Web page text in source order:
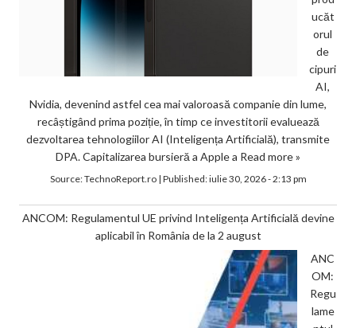
ucăt
orul
de
cipuri
AI,
Nvidia, devenind astfel cea mai valoroasă companie din lume,
recâștigând prima poziție, în timp ce investitorii evaluează
dezvoltarea tehnologiilor AI (Inteligența Artificială), transmite
DPA. Capitalizarea bursieră a Apple a Read more »
Source:TechnoReport.ro| Published:iulie 30, 2026 - 2:13 pm
ANCOM: Regulamentul UE privind Inteligența Artificială devine
aplicabil în România de la 2 august
ANC
OM:
Regu
lame